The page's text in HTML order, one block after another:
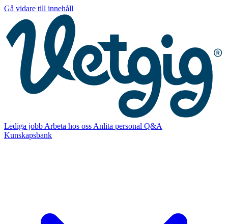
Gå vidare till innehåll
Lediga jobb Arbeta hos oss Anlita personal Q&A
Kunskapsbank